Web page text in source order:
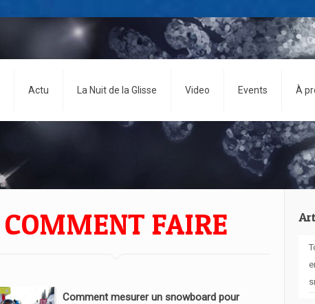
Actu La Nuit de la Glisse Video Events À
COMMENT FAIRE
Comment mesurer un snowboard pour